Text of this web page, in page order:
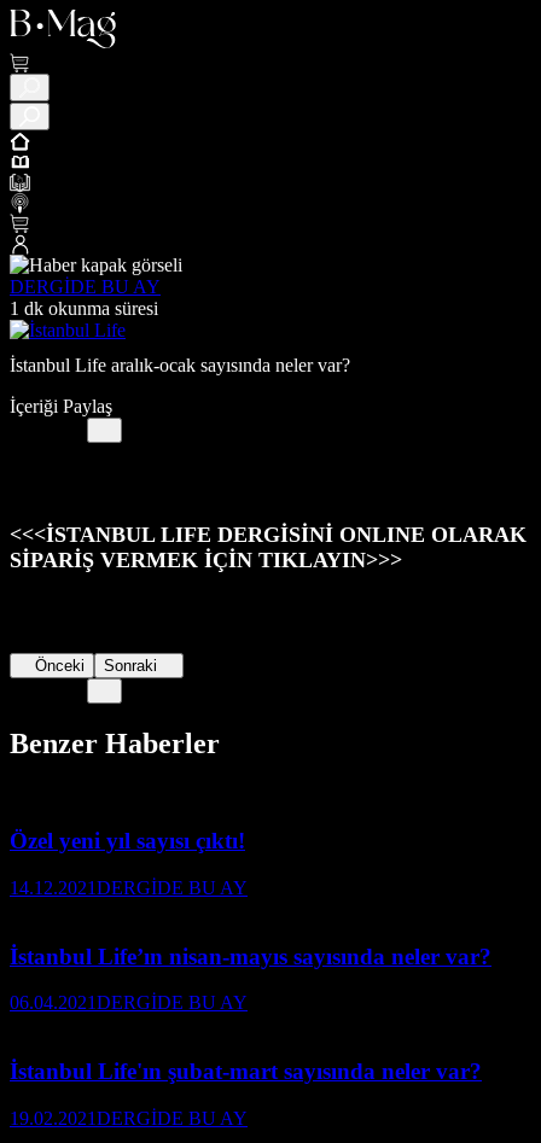
DERGİDE BU AY
1 dk okunma süresi
İstanbul Life aralık-ocak sayısında neler var?
İçeriği Paylaş
<<<İSTANBUL LIFE DERGİSİNİ ONLINE OLARAK
SİPARİŞ VERMEK İÇİN TIKLAYIN>>>
Önceki Sonraki
Benzer Haberler
Özel yeni yıl sayısı çıktı!
14.12.2021DERGİDE BU AY
İstanbul Life’ın nisan-mayıs sayısında neler var?
06.04.2021DERGİDE BU AY
İstanbul Life'ın şubat-mart sayısında neler var?
19.02.2021DERGİDE BU AY